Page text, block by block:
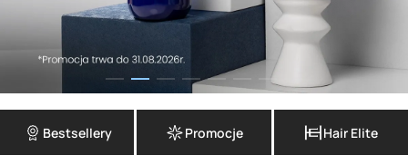
Bestsellery Promocje Hair Elite